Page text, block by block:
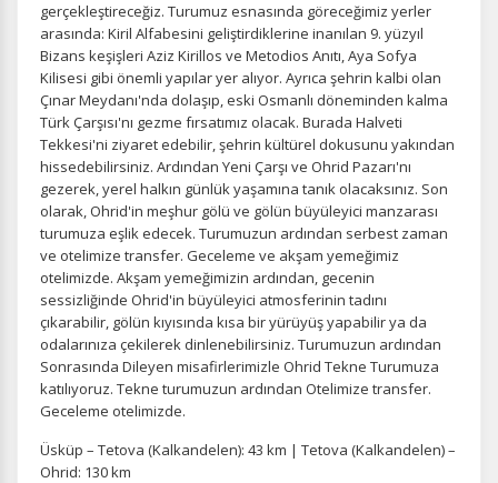
gerçekleştireceğiz. Turumuz esnasında göreceğimiz yerler
arasında: Kiril Alfabesini geliştirdiklerine inanılan 9. yüzyıl
Bizans keşişleri Aziz Kirillos ve Metodios Anıtı, Aya Sofya
Kilisesi gibi önemli yapılar yer alıyor. Ayrıca şehrin kalbi olan
Çınar Meydanı'nda dolaşıp, eski Osmanlı döneminden kalma
Türk Çarşısı'nı gezme fırsatımız olacak. Burada Halveti
Tekkesi'ni ziyaret edebilir, şehrin kültürel dokusunu yakından
hissedebilirsiniz. Ardından Yeni Çarşı ve Ohrid Pazarı'nı
gezerek, yerel halkın günlük yaşamına tanık olacaksınız. Son
olarak, Ohrid'in meşhur gölü ve gölün büyüleyici manzarası
turumuza eşlik edecek. Turumuzun ardından serbest zaman
ve otelimize transfer. Geceleme ve akşam yemeğimiz
otelimizde. Akşam yemeğimizin ardından, gecenin
sessizliğinde Ohrid'in büyüleyici atmosferinin tadını
çıkarabilir, gölün kıyısında kısa bir yürüyüş yapabilir ya da
odalarınıza çekilerek dinlenebilirsiniz. Turumuzun ardından
Sonrasında Dileyen misafirlerimizle Ohrid Tekne Turumuza
katılıyoruz. Tekne turumuzun ardından Otelimize transfer.
Geceleme otelimizde.
Üsküp – Tetova (Kalkandelen): 43 km | Tetova (Kalkandelen) –
Ohrid: 130 km